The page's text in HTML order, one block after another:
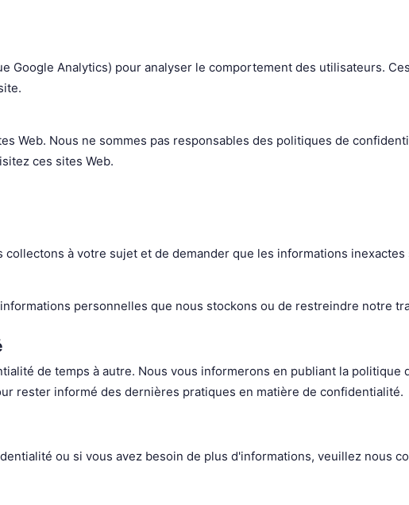
Google Analytics) pour analyser le comportement des utilisateurs.
Web. Nous ne sommes pas responsables des politiques de
ces sites Web.
à votre sujet et de demander que les informations
personnelles que nous stockons ou de restreindre notre
de temps à autre. Nous vous informerons en publiant la
rester informé des dernières pratiques en matière de confidentialité.
ou si vous avez besoin de plus d'informations, veuillez nous